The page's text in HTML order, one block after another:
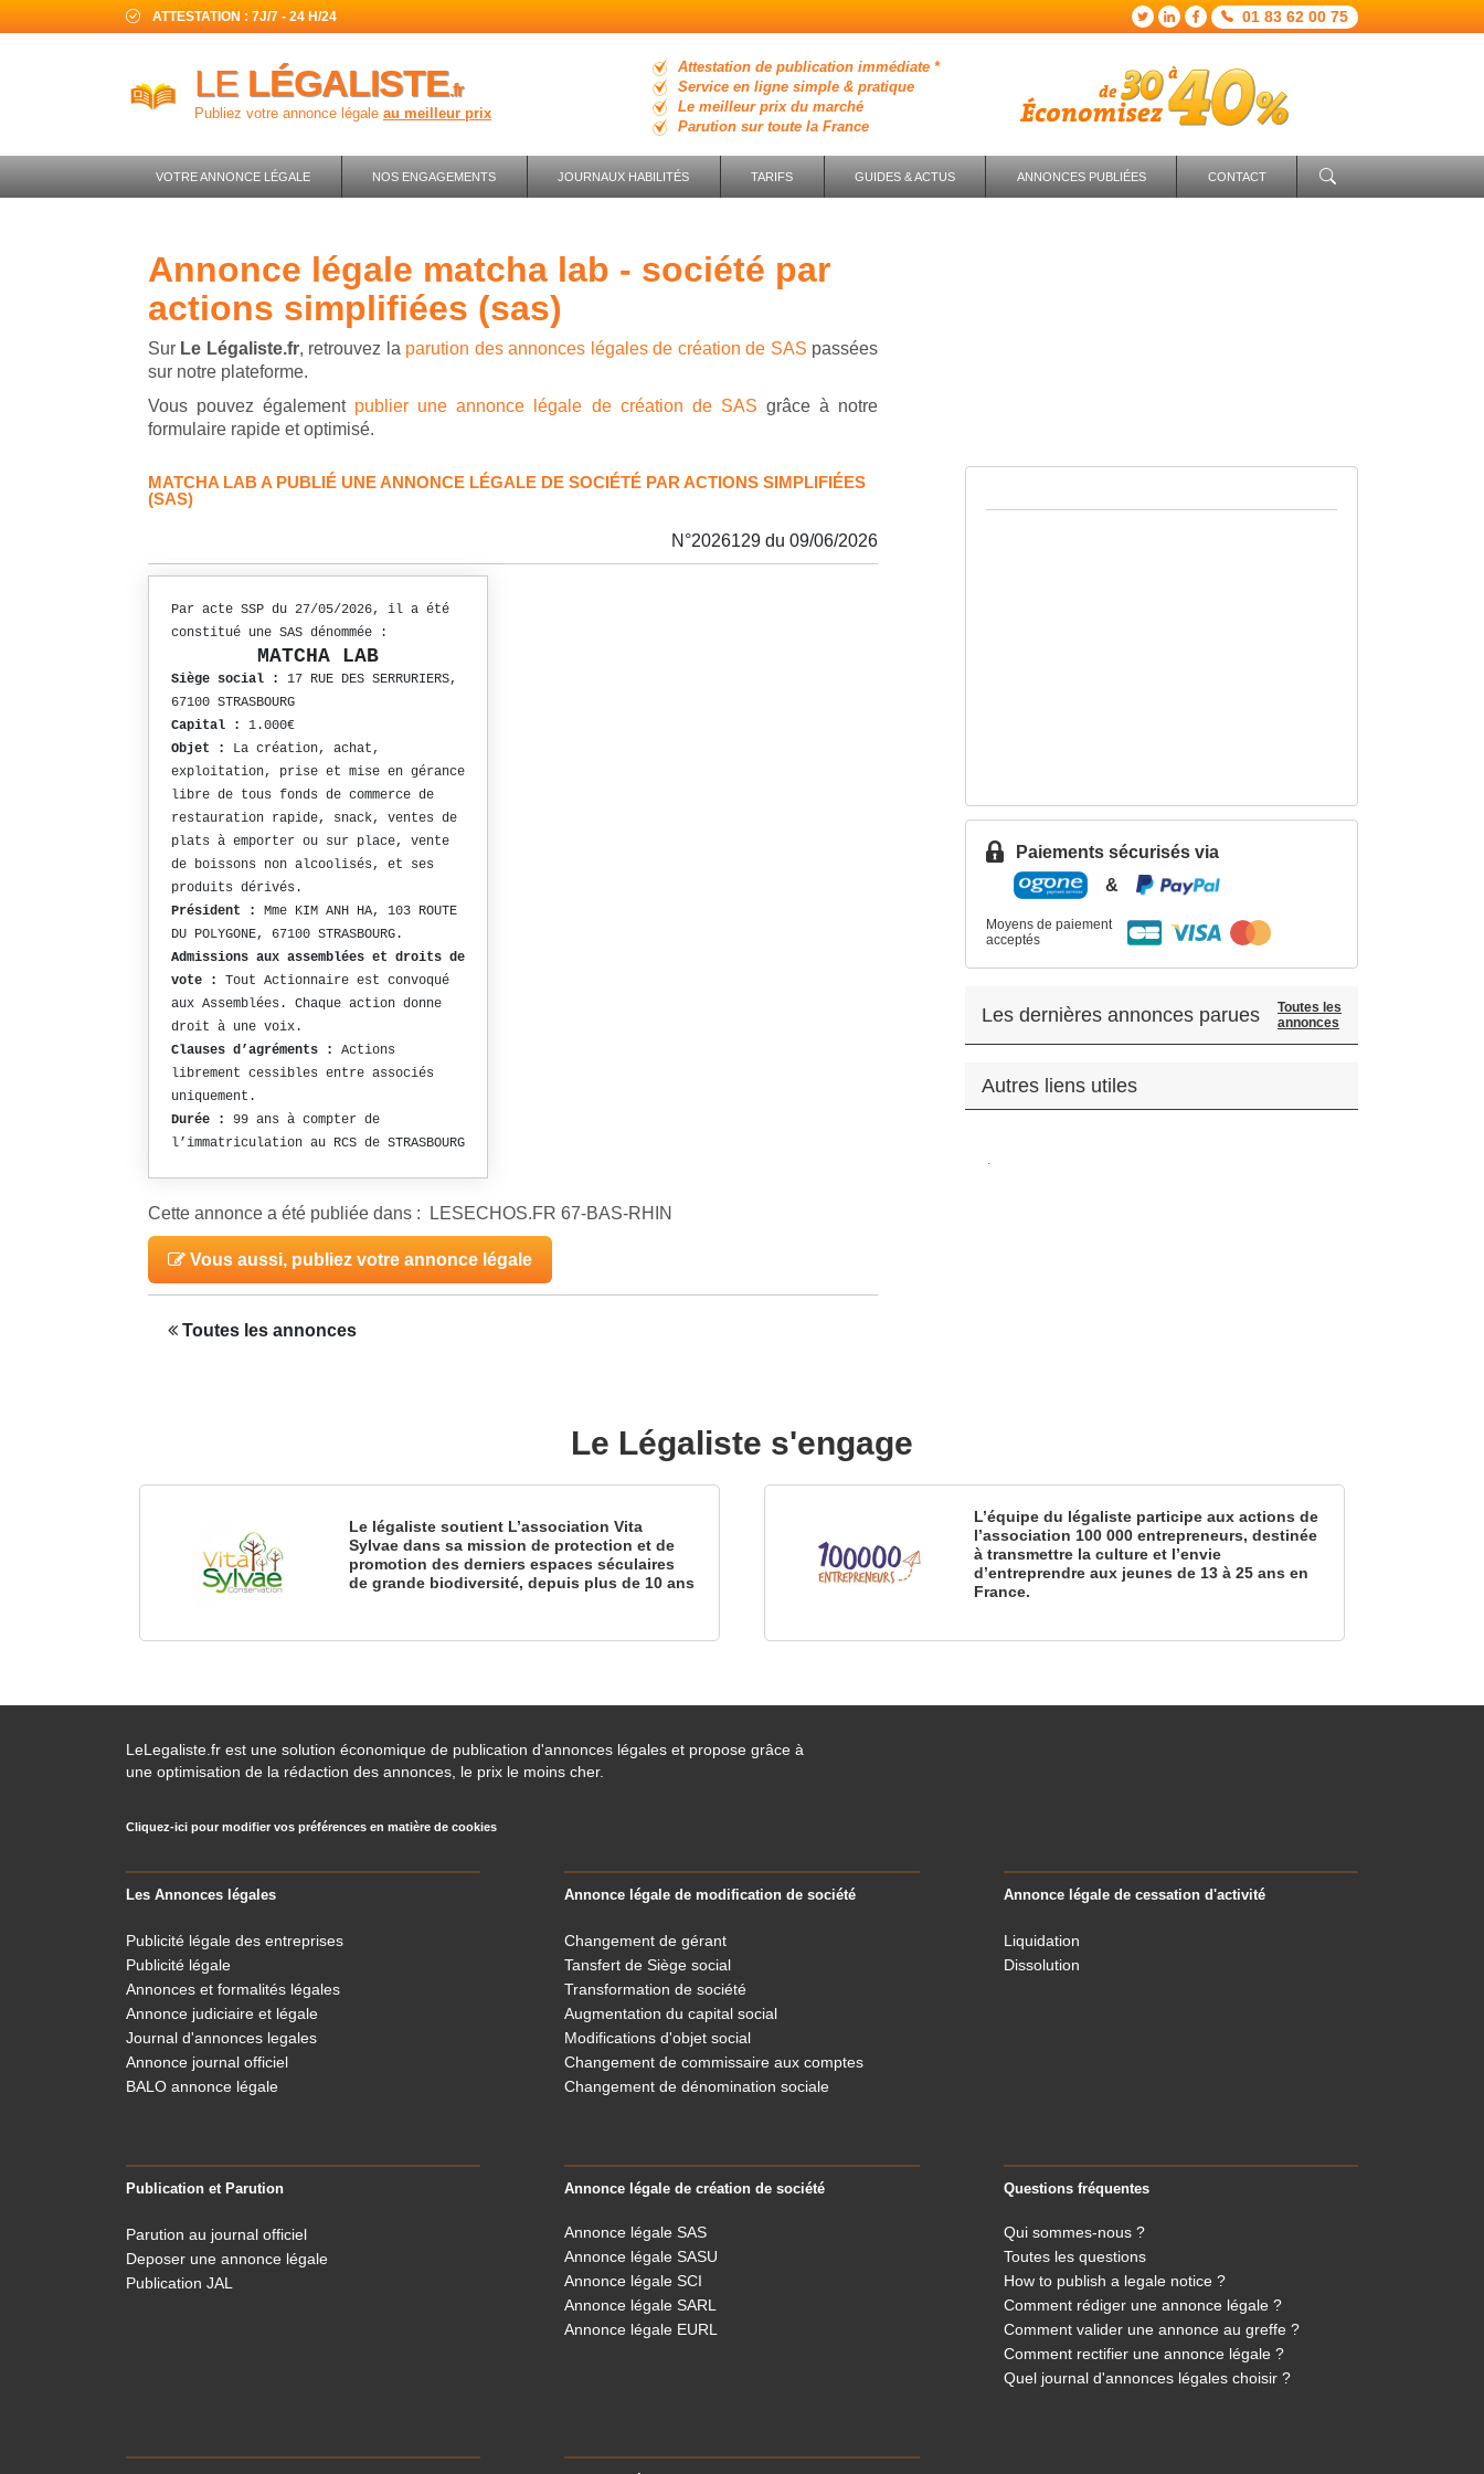
ATTESTATION : 7J/7 - 24 H/24 01 83 62 00 75
LE LÉGALISTE.fr
Publiez votre annonce légale au meilleur prix
Attestation de publication immédiate *
Service en ligne simple & pratique
Le meilleur prix du marché
Parution sur toute la France
VOTRE ANNONCE LÉGALE NOS ENGAGEMENTS JOURNAUX HABILITÉS TARIFS GUIDES & ACTUS ANNONCES PUBLIÉES CONTACT
annonce légale matcha lab - société par
actions simplifiées (sas)
Sur Le Légaliste.fr, retrouvez la parution des annonces légales de création de SAS passées
sur notre plateforme.
Vous pouvez également publier une annonce légale de création de SAS grâce à notre
formulaire rapide et optimisé.
MATCHA LAB A PUBLIÉ UNE ANNONCE LÉGALE DE SOCIÉTÉ PAR ACTIONS SIMPLIFIÉES
(SAS)
N°2026129 du 09/06/2026
Par acte SSP du 27/05/2026, il a été
constitué une SAS dénommée :
MATCHA LAB
Siège social :
17 RUE DES SERRURIERS,
67100 STRASBOURG
Capital :
1.000€
Objet :
La création, achat,
exploitation, prise et mise en gérance
libre de tous fonds de commerce de
restauration rapide, snack, ventes de
plats à emporter ou sur place, vente
de boissons non alcoolisés, et ses
produits dérivés.
Président :
Mme KIM ANH HA, 103 ROUTE
DU POLYGONE, 67100 STRASBOURG.
Admissions aux assemblées et droits de
vote : Tout Actionnaire est convoqué
aux Assemblées. Chaque action donne
droit à une voix.
Clauses d’agréments :
Actions
librement cessibles entre associés
uniquement.
Durée :
99 ans à compter de
l’immatriculation au RCS de STRASBOURG
Cette annonce a été publiée dans : LESECHOS.FR 67-BAS-RHIN
Vous aussi, publiez votre annonce légale
Toutes les annonces
Paiements sécurisés via
&
Moyens de paiement
acceptés
Les dernières annonces parues
Toutes les
annonces
Autres liens utiles
.
Le Légaliste s'engage
Le légaliste soutient L’association Vita
Sylvae dans sa mission de protection et de
promotion des derniers espaces séculaires
de grande biodiversité, depuis plus de 10 ans
L’équipe du légaliste participe aux actions de
l’association 100 000 entrepreneurs, destinée
à transmettre la culture et l’envie
d’entreprendre aux jeunes de 13 à 25 ans en
France.
LeLegaliste.fr est une solution économique de publication d'annonces légales et propose grâce à
une optimisation de la rédaction des annonces, le prix le moins cher.
Cliquez-ici pour modifier vos préférences en matière de cookies
Les Annonces légales
Publicité légale des entreprises
Publicité légale
Annonces et formalités légales
Annonce judiciaire et légale
Journal d'annonces legales
Annonce journal officiel
BALO annonce légale
Annonce légale de modification de société
Changement de gérant
Tansfert de Siège social
Transformation de société
Augmentation du capital social
Modifications d'objet social
Changement de commissaire aux comptes
Changement de dénomination sociale
Annonce légale de cessation d'activité
Liquidation
Dissolution
Publication et Parution
Parution au journal officiel
Deposer une annonce légale
Publication JAL
Annonce légale de création de société
Annonce légale SAS
Annonce légale SASU
Annonce légale SCI
Annonce légale SARL
Annonce légale EURL
Questions fréquentes
Qui sommes-nous ?
Toutes les questions
How to publish a legale notice ?
Comment rédiger une annonce légale ?
Comment valider une annonce au greffe ?
Comment rectifier une annonce légale ?
Quel journal d'annonces légales choisir ?